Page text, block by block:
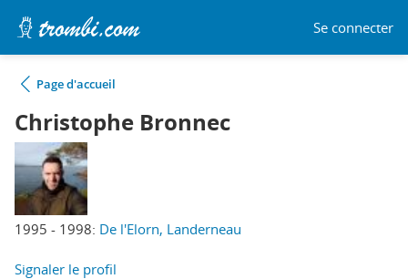
Se connecter
Page d'accueil
Christophe Bronnec
1995 - 1998: De l'Elorn, Landerneau
Signaler le profil